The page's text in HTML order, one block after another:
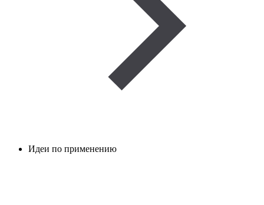
Идеи по применению